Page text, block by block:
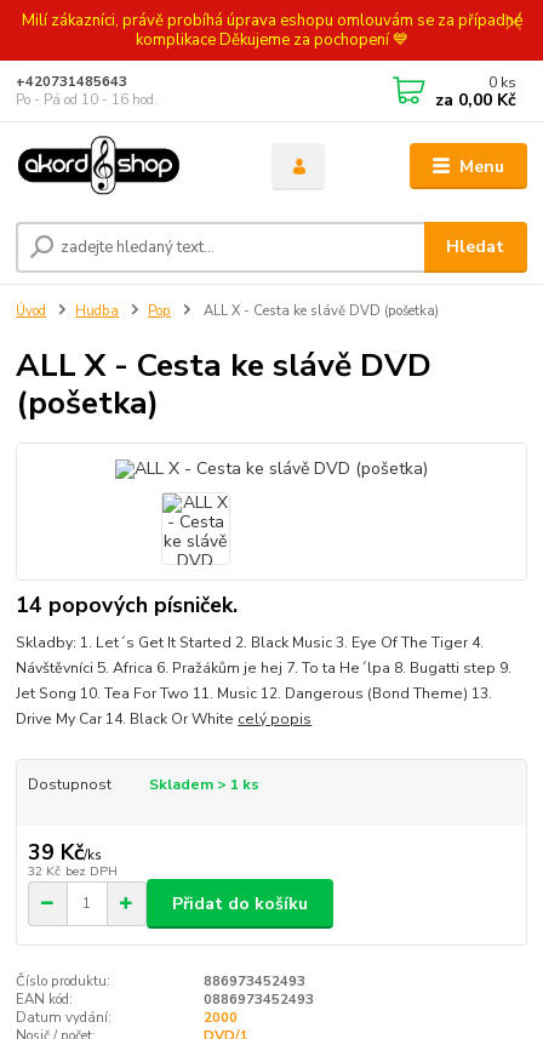
Milí zákazníci, právě probíhá úprava eshopu omlouvám se za případné
komplikace Děkujeme za pochopení 💙
Menu
Hledat
+420731485643
Po - Pá od 10 - 16 hod.
0 ks
za 0,00 Kč
Úvod Hudba Pop ALL X - Cesta ke slávě DVD (pošetka)
ALL X - Cesta ke slávě DVD
(pošetka)
14 popových písniček.
Skladby: 1. Let´s Get It Started 2. Black Music 3. Eye Of The Tiger 4.
Návštěvníci 5. Africa 6. Pražákům je hej 7. To ta He´lpa 8. Bugatti step 9.
Jet Song 10. Tea For Two 11. Music 12. Dangerous (Bond Theme) 13.
Drive My Car 14. Black Or White celý popis
Dostupnost Skladem > 1 ks
39 Kč/ks
32 Kč bez DPH
Přidat do košíku
Číslo produktu:
886973452493
EAN kód:
0886973452493
Datum vydání:
2000